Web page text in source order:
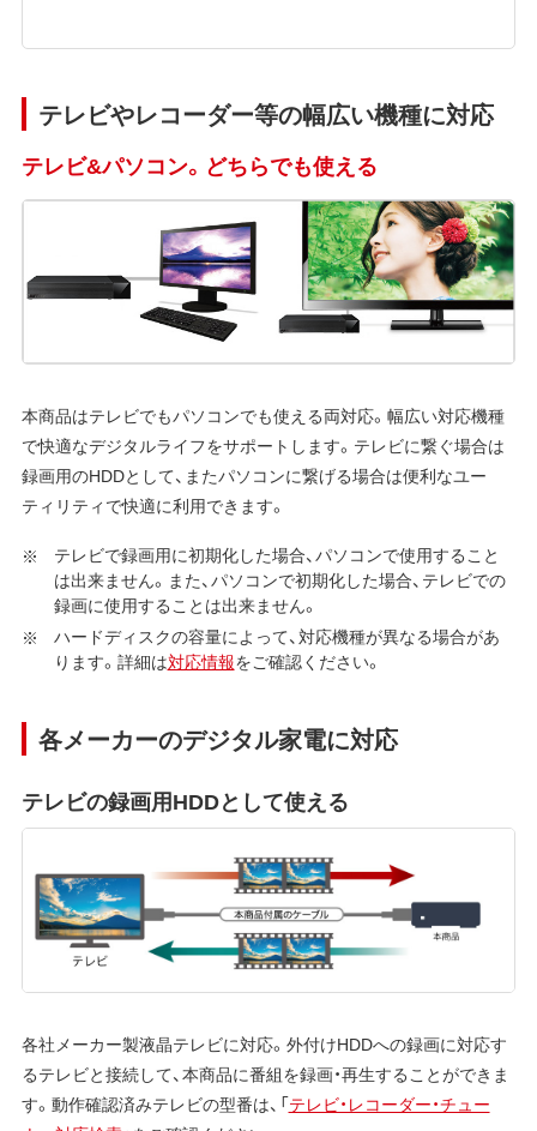
テレビやレコーダー等の幅広い機種に対応
テレビ&パソコン。どちらでも使える
本商品はテレビでもパソコンでも使える両対応。幅広い対応機種
で快適なデジタルライフをサポートします。テレビに繋ぐ場合は
録画用のHDDとして、またパソコンに繋げる場合は便利なユー
ティリティで快適に利用できます。
テレビで録画用に初期化した場合、パソコンで使用すること
は出来ません。また、パソコンで初期化した場合、テレビでの
録画に使用することは出来ません。
ハードディスクの容量によって、対応機種が異なる場合があ
ります。詳細は対応情報をご確認ください。
各メーカーのデジタル家電に対応
テレビの録画用HDDとして使える
各社メーカー製液晶テレビに対応。外付けHDDへの録画に対応す
るテレビと接続して、本商品に番組を録画・再生することができま
す。動作確認済みテレビの型番は、「テレビ・レコーダー・チュー